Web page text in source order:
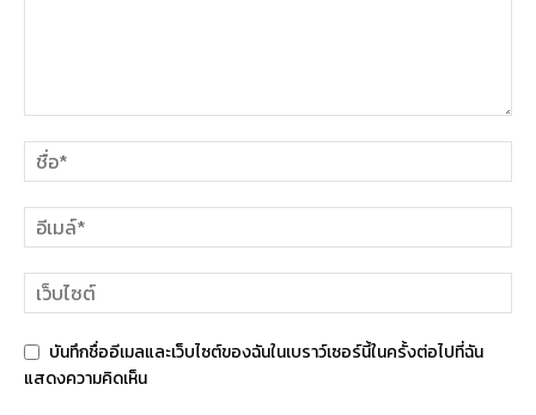
บันทึกชื่ออีเมลและเว็บไซต์ของฉันในเบราว์เซอร์นี้ในครั้งต่อไปที่ฉัน
แสดงความคิดเห็น